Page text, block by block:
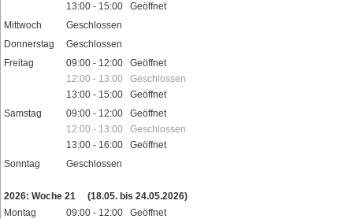
13:00 - 15:00 Geöffnet
Mittwoch
Geschlossen
Donnerstag
Geschlossen
Freitag
09:00 - 12:00 Geöffnet
12:00 - 13:00 Geschlossen
13:00 - 15:00 Geöffnet
Samstag
09:00 - 12:00 Geöffnet
12:00 - 13:00 Geschlossen
13:00 - 16:00 Geöffnet
Sonntag
Geschlossen
2026: Woche 21
(18.05. bis 24.05.2026)
Montag
09:00 - 12:00 Geöffnet